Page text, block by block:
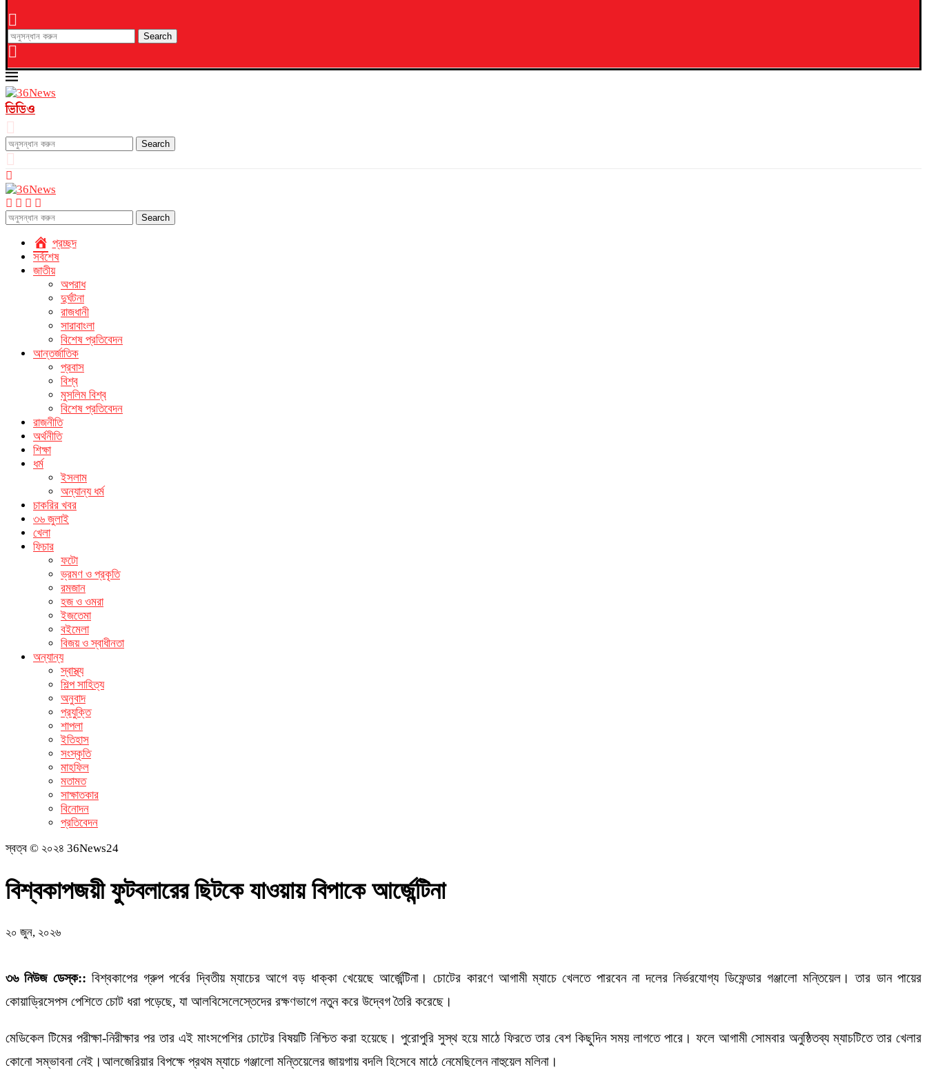
Search
ভিডিও
Search
Search
প্রচ্ছদ
সর্বশেষ
জাতীয়
অপরাধ
দুর্ঘটনা
রাজধানী
সারাবাংলা
বিশেষ প্রতিবেদন
আন্তর্জাতিক
প্রবাস
বিশ্ব
মুসলিম বিশ্ব
বিশেষ প্রতিবেদন
রাজনীতি
অর্থনীতি
শিক্ষা
ধর্ম
ইসলাম
অন্যান্য ধর্ম
চাকরির খবর
৩৬ জুলাই
খেলা
ফিচার
ফটো
ভ্রমণ ও প্রকৃতি
রমজান
হজ ও ওমরা
ইজতেমা
বইমেলা
বিজয় ও স্বাধীনতা
অন্যান্য
স্বাস্থ্য
শিল্প সাহিত্য
অনুবাদ
প্রযুক্তি
শাপলা
ইতিহাস
সংস্কৃতি
মাহফিল
মতামত
সাক্ষাতকার
বিনোদন
প্রতিবেদন
স্বত্ব © ২০২৪ 36News24
বিশ্বকাপজয়ী ফুটবলারের ছিটকে যাওয়ায় বিপাকে আর্জেন্টিনা
২০ জুন, ২০২৬
৩৬ নিউজ ডেস্ক:: বিশ্বকাপের গ্রুপ পর্বের দ্বিতীয় ম্যাচের আগে বড় ধাক্কা খেয়েছে আর্জেন্টিনা। চোটের কারণে আগামী ম্যাচে খেলতে পারবেন না দলের নির্ভরযোগ্য ডিফেন্ডার গঞ্জালো মন্তিয়েল। তার ডান পায়ের
কোয়াড্রিসেপস পেশিতে চোট ধরা পড়েছে, যা আলবিসেলেস্তেদের রক্ষণভাগে নতুন করে উদ্বেগ তৈরি করেছে।
মেডিকেল টিমের পরীক্ষা-নিরীক্ষার পর তার এই মাংসপেশির চোটের বিষয়টি নিশ্চিত করা হয়েছে। পুরোপুরি সুস্থ হয়ে মাঠে ফিরতে তার বেশ কিছুদিন সময় লাগতে পারে। ফলে আগামী সোমবার অনুষ্ঠিতব্য ম্যাচটিতে তার খেলার
কোনো সম্ভাবনা নেই।আলজেরিয়ার বিপক্ষে প্রথম ম্যাচে গঞ্জালো মন্তিয়েলের জায়গায় বদলি হিসেবে মাঠে নেমেছিলেন নাহুয়েল মলিনা।